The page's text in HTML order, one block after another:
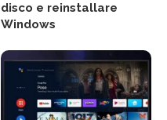
disco e reinstallare
Windows